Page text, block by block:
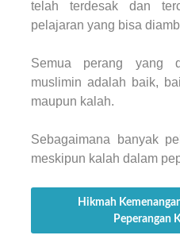
telah terdesak dan
pelajaran yang bisa
Semua perang yang
muslimin adalah baik,
maupun kalah.
Sebagaimana banyak
meskipun kalah dalam
Hikmah
Peperangan